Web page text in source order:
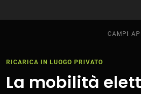
CAMPI
RICARICA IN LUOGO PRIVATO
La mobilità